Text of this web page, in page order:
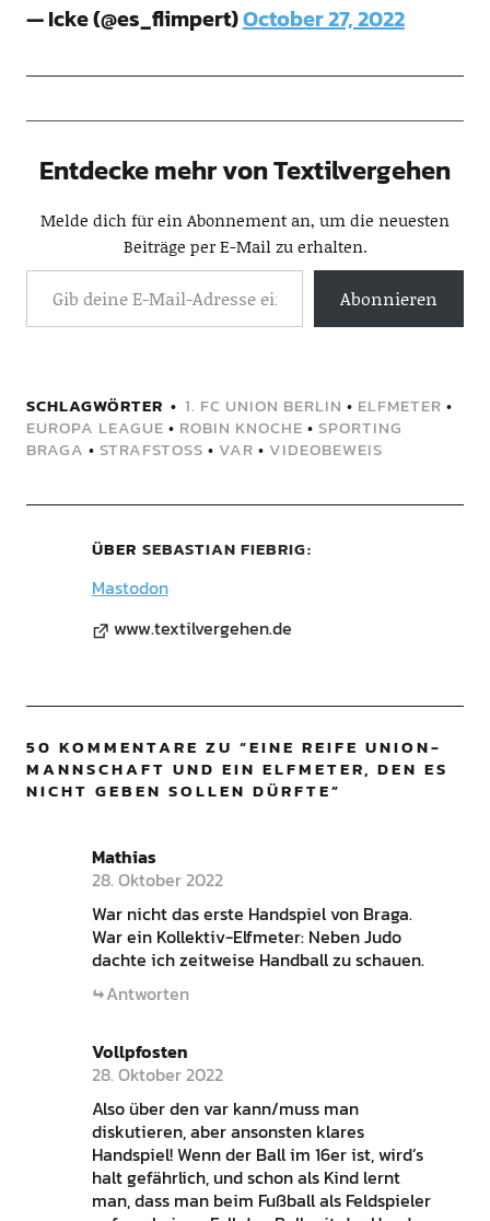
— Icke (@es_flimpert)October 27, 2022
Entdecke mehr von Textilvergehen
Melde dich für ein Abonnement an, um die neuesten
Beiträge per E-Mail zu erhalten.
Abonnieren
SCHLAGWÖRTER 1. FC UNION BERLIN • ELFMETER •
EUROPA LEAGUE • ROBIN KNOCHE • SPORTING
BRAGA • STRAFSTOSS • VAR • VIDEOBEWEIS
ÜBER SEBASTIAN FIEBRIG
Mastodon
www.textilvergehen.de
50 KOMMENTARE ZU “EINE REIFE UNION-
MANNSCHAFT UND EIN ELFMETER, DEN ES
NICHT GEBEN SOLLEN DÜRFTE”
Mathias
28. Oktober 2022
War nicht das erste Handspiel von Braga.
War ein Kollektiv-Elfmeter: Neben Judo
dachte ich zeitweise Handball zu schauen.
Antworten
Vollpfosten
28. Oktober 2022
Also über den var kann/muss man
diskutieren, aber ansonsten klares
Handspiel! Wenn der Ball im 16er ist, wird’s
halt gefährlich, und schon als Kind lernt
man, dass man beim Fußball als Feldspieler